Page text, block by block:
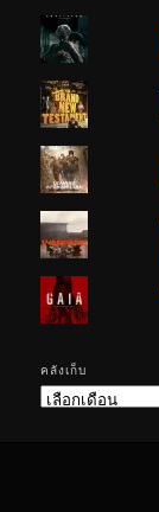
คลังเก็บ
คลัง